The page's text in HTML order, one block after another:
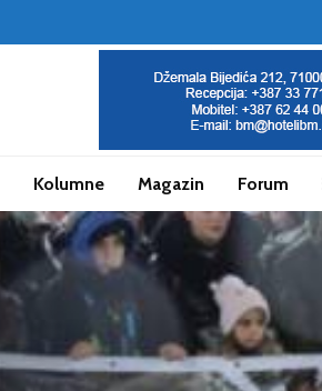
Kolumne Magazin Forum